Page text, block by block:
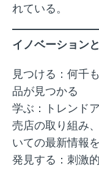
れている。
イノベーション
見つける：何千
品が見つかる
学ぶ：トレンド
売店の取り組み
いての最新情報
発見する：刺激